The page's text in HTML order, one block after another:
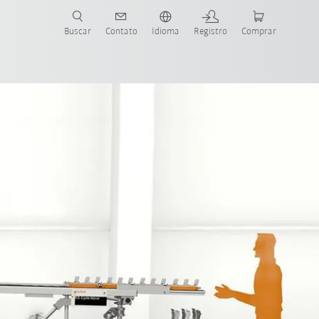
Buscar Contato Idioma Registro Comprar